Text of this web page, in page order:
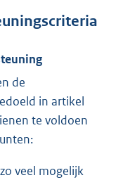
de
in artikel
te voldoen
veel mogelijk